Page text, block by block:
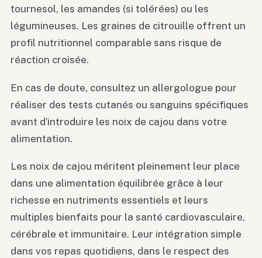
tournesol, les amandes (si tolérées) ou les
légumineuses. Les graines de citrouille offrent un
profil nutritionnel comparable sans risque de
réaction croisée.
En cas de doute, consultez un allergologue pour
réaliser des tests cutanés ou sanguins spécifiques
avant d’introduire les noix de cajou dans votre
alimentation.
Les noix de cajou méritent pleinement leur place
dans une alimentation équilibrée grâce à leur
richesse en nutriments essentiels et leurs
multiples bienfaits pour la santé cardiovasculaire,
cérébrale et immunitaire. Leur intégration simple
dans vos repas quotidiens, dans le respect des